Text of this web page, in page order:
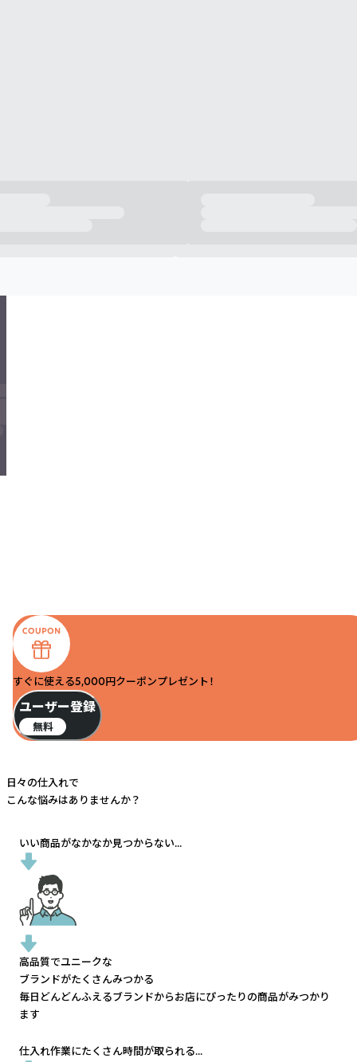
すぐに使える5,000円クーポンプレゼント！
ユーザー登録
無料
日々の仕入れで
こんな悩みはありませんか？
いい商品がなかなか見つからない...
高品質でユニークな
ブランドがたくさんみつかる
毎日どんどんふえるブランドからお店にぴったりの商品がみつかり
ます
仕入れ作業にたくさん時間が取られる...